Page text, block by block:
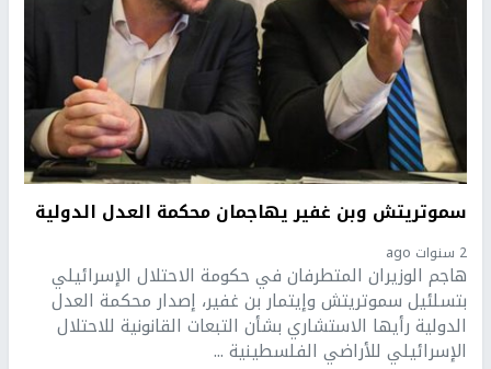
سموتريتش وبن غفير يهاجمان محكمة العدل الدولية
2 سنوات ago
هاجم الوزيران المتطرفان في حكومة الاحتلال الإسرائيلي
بتسلئيل سموتريتش وإيتمار بن غفير، إصدار محكمة العدل
الدولية رأيها الاستشاري بشأن التبعات القانونية للاحتلال
الإسرائيلي للأراضي الفلسطينية ...